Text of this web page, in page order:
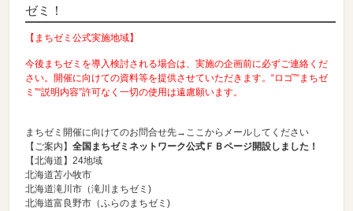
ゼミ！
【まちゼミ公式実施地域】
今後まちゼミを導入検討される場合は、実施の企画前に必ずご連絡くだ
さい。開催に向けての資料等を提供させていただきます。“ロゴ”“まちゼ
ミ”“説明内容”許可なく一切の使用は遠慮願います。
まちゼミ開催に向けてのお問合せ先→ ここからメールしてください
【ご案内】全国まちゼミネットワーク公式ＦＢページ開設しました！
【北海道】24地域
北海道苫小牧市
北海道滝川市（滝川まちゼミ)
北海道富良野市（ふらのまちゼミ)